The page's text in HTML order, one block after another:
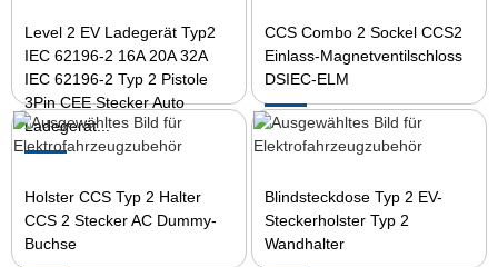
Level 2 EV Ladegerät Typ2
IEC 62196-2 16A 20A 32A
IEC 62196-2 Typ 2 Pistole
3Pin CEE Stecker Auto
Ladegerät...
CCS Combo 2 Sockel CCS2
Einlass-Magnetventilschloss
DSIEC-ELM
Holster CCS Typ 2 Halter
CCS 2 Stecker AC Dummy-
Buchse
Blindsteckdose Typ 2 EV-
Steckerholster Typ 2
Wandhalter